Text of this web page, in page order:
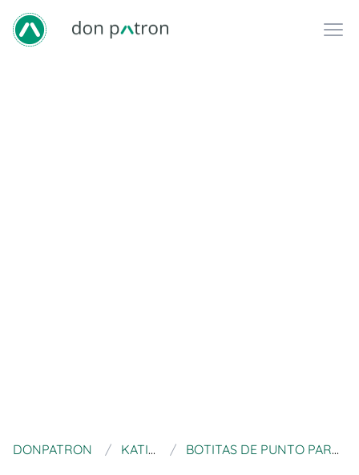
DONPATRON KATIA BLOG BOTITAS DE PUNTO PARA BEBÉ CON PEQUES